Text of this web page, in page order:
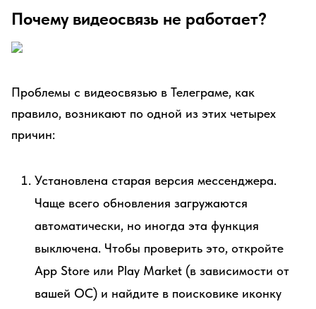
Почему видеосвязь не работает?
Проблемы с видеосвязью в Телеграме, как
правило, возникают по одной из этих четырех
причин:
Установлена старая версия мессенджера.
Чаще всего обновления загружаются
автоматически, но иногда эта функция
выключена. Чтобы проверить это, откройте
App Store или Play Market (в зависимости от
вашей ОС) и найдите в поисковике иконку